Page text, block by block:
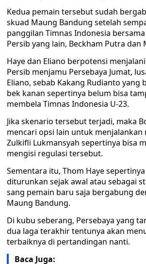
Kedua pemain tersebut sudah
skuad Maung Bandung setelah
panggilan Timnas Indonesia
Persib yang lain, Beckham Putra dan
Haye dan Eliano berpotensi
Persib menjamu Persebaya Jumat,
Eliano, sebab Kakang Rudianto yang
bek kanan sepertinya belum bisa
membela Timnas Indonesia U-23.
Jika skenario tersebut terjadi, maka
mencari opsi lain untuk menjalankan
Zulkifli Lukmansyah sepertinya bisa
mengisi regulasi tersebut.
Sementara itu, Thom Haye
diturunkan sejak awal atau sebagai
sang pemain baru saja bergabung
Maung Bandung.
Di kubu seberang, Persebaya yang
dua laga terakhir tentunya akan
terbaiknya di pertandingan nanti.
Baca Juga: